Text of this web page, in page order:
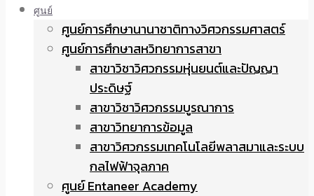
ศูนย์
ศูนย์การศึกษานานาชาติทางวิศวกรรมศาสตร์
ศูนย์การศึกษาสหวิทยาการสาขา
สาขาวิชาวิศวกรรมหุ่นยนต์และปัญญา
ประดิษฐ์
สาขาวิชาวิศวกรรมบูรณาการ
สาขาวิทยาการข้อมูล
สาขาวิศวกรรมเทคโนโลยีพลาสมาและระบบ
กลไฟฟ้าจุลภาค
ศูนย์ Entaneer Academy